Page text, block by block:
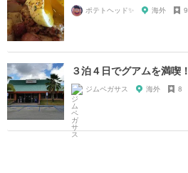
ポテトヘッド✨ 海外 9
３泊４日でグアムを満喫！
ジムペガサス 海外 8